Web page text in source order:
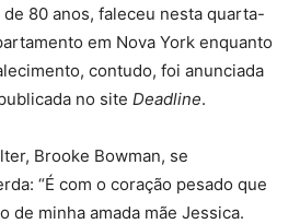
80 anos, faleceu nesta quarta-
em Nova York enquanto
contudo, foi anunciada
no site Deadline.
Brooke Bowman, se
“É com o coração pesado que
de minha amada mãe Jessica.